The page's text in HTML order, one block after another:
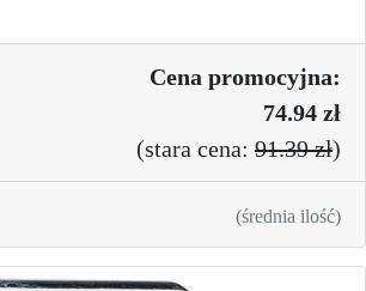
Cena promocyjna:
74.94 zł
(stara cena: 91.39 zł)
(średnia ilość)